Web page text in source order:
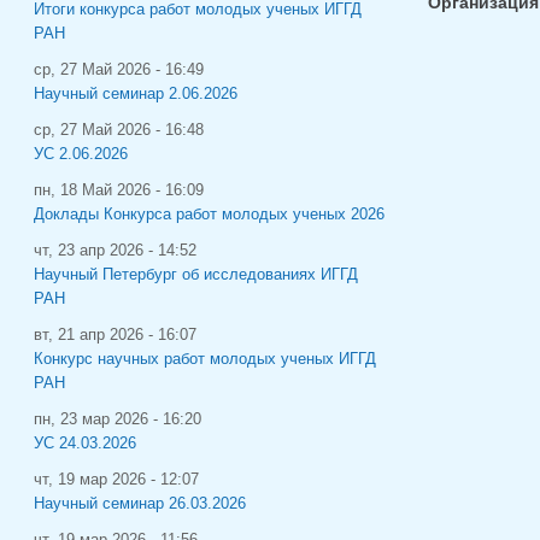
Итоги конкурса работ молодых ученых ИГГД
РАН
ср, 27 Май 2026 - 16:49
Научный семинар 2.06.2026
ср, 27 Май 2026 - 16:48
УС 2.06.2026
пн, 18 Май 2026 - 16:09
Доклады Конкурса работ молодых ученых 2026
чт, 23 апр 2026 - 14:52
Научный Петербург об исследованиях ИГГД
РАН
вт, 21 апр 2026 - 16:07
Конкурс научных работ молодых ученых ИГГД
РАН
пн, 23 мар 2026 - 16:20
УС 24.03.2026
чт, 19 мар 2026 - 12:07
Научный семинар 26.03.2026